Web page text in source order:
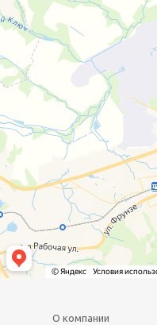
О компании